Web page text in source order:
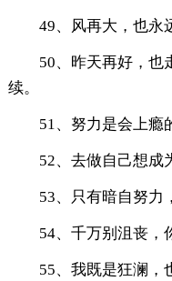
49、风再大，也永
50、昨天再好，也
续。
51、努力是会上瘾
52、去做自己想成
53、只有暗自努力
54、千万别沮丧，
55、我既是狂澜，